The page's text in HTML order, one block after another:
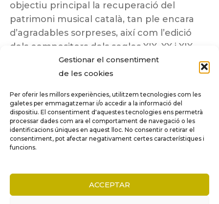
Gestionar el consentiment
de les cookies
Per oferir les millors experiències, utilitzem tecnologies com les
galetes per emmagatzemar i/o accedir a la informació del
dispositiu. El consentiment d'aquestes tecnologies ens permetrà
processar dades com ara el comportament de navegació o les
identificacions úniques en aquest lloc. No consentir o retirar el
consentiment, pot afectar negativament certes característiques i
funcions.
ACCEPTAR
objectiu principal la recuperació del
patrimoni musical català, tan ple encara
d’agradables sorpreses, així com l’edició
dels compositors dels segles XIX, XX i XIX
insuficientment coneguts.
Tots els drets reservats a ©Columna
Música.
COMPARE (0)